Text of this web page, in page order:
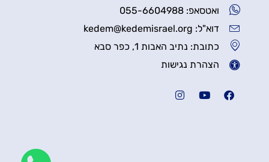
ואטסאפ: 055-6604988
דוא"ל: kedem@kedemisrael.org
כתובת: נתיב האבות 1, כפר סבא
הצהרת נגישות